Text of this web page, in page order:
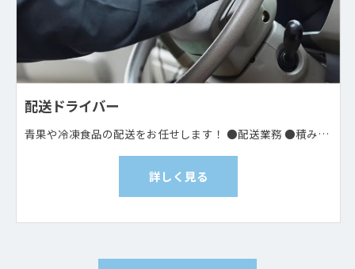
配送ドライバー
青果や冷凍食品の配送をお任せします！ ●配送業務 ●積み込み・荷下ろし 重量は5〜10kg程度です 手積みかフォークリフトを使用します ●書類作成
詳しく見る